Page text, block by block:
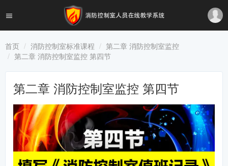
首页 消防控制室标准课程
第二章 消防控制室监控
第二章 消防控制室监控 第四节
第二章 消防控制室监控 第四节